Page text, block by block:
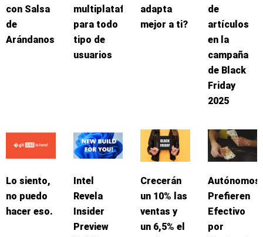
con Salsa
de
Arándanos
multiplataforma
para todo
tipo de
usuarios
adapta
mejor a ti?
de
artículos
en la
campaña
de Black
Friday
2025
Lo siento,
no puedo
hacer eso.
Intel
Revela
Insider
Preview
Crecerán
un 10% las
ventas y
un 6,5% el
Autónomos
Prefieren
Efectivo
por